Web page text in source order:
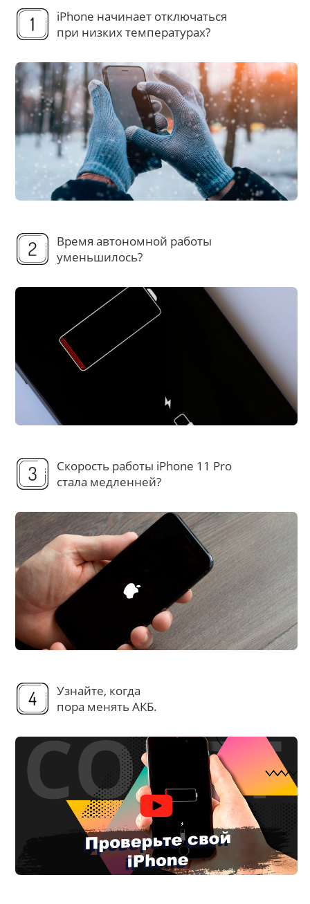
iPhone начинает отключаться
при низких температурах?
Время автономной работы
уменьшилось?
Скорость работы iPhone 11 Pro
стала медленней?
Узнайте, когда
пора менять АКБ.